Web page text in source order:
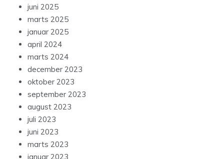
juni 2025
marts 2025
januar 2025
april 2024
marts 2024
december 2023
oktober 2023
september 2023
august 2023
juli 2023
juni 2023
marts 2023
januar 2023